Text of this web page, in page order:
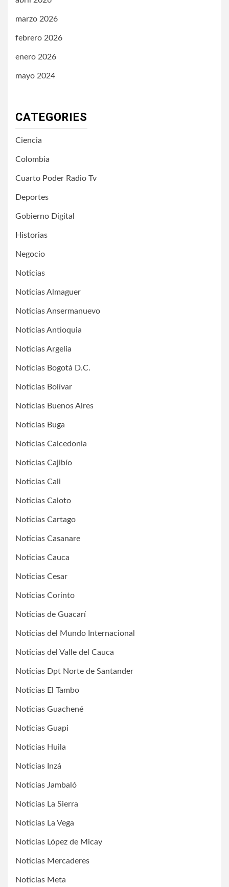
marzo 2026
febrero 2026
enero 2026
mayo 2024
CATEGORIES
Ciencia
Colombia
Cuarto Poder Radio Tv
Deportes
Gobierno Digital
Historias
Negocio
Noticias
Noticias Almaguer
Noticias Ansermanuevo
Noticias Antioquia
Noticias Argelia
Noticias Bogotá D.C.
Noticias Bolívar
Noticias Buenos Aires
Noticias Buga
Noticias Caicedonia
Noticias Cajibío
Noticias Cali
Noticias Caloto
Noticias Cartago
Noticias Casanare
Noticias Cauca
Noticias Cesar
Noticias Corinto
Noticias de Guacarí
Noticias del Mundo Internacional
Noticias del Valle del Cauca
Noticias Dpt Norte de Santander
Noticias El Tambo
Noticias Guachené
Noticias Guapi
Noticias Huila
Noticias Inzá
Noticias Jambaló
Noticias La Sierra
Noticias La Vega
Noticias López de Micay
Noticias Mercaderes
Noticias Meta